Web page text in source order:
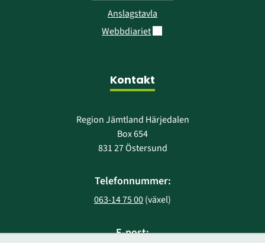
Anslagstavla
WebbdiarietLänk till annan webbplats.
Kontakt
Region Jämtland Härjedalen
Box 654
831 27 Östersund
Telefonnummer:
063-14 75 00 (växel)
E-post: